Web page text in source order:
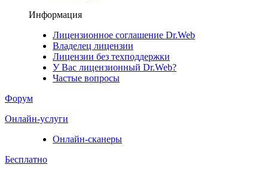
Информация
Лицензионное соглашение Dr.Web
Владелец лицензии
Лицензии без техподдержки
У Вас лицензионный Dr.Web?
Частые вопросы
Форум
Онлайн-услуги
Онлайн-сканеры
Бесплатно